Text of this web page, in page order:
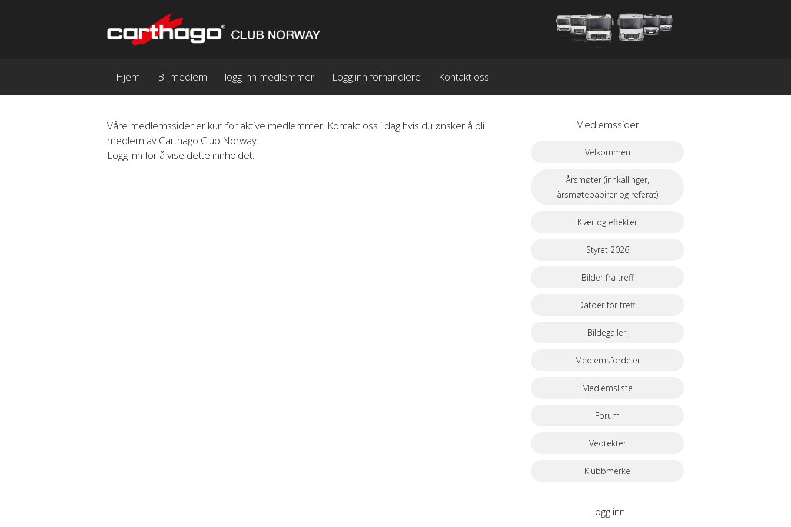
Hjem Bli medlem logg inn medlemmer Logg inn forhandlere Kontakt oss
Våre medlemssider er kun for aktive medlemmer. Kontakt oss i dag hvis du ønsker å bli
medlem av Carthago Club Norway.
Logg inn for å vise dette innholdet.
Medlemssider
Velkommen
Årsmøter (innkallinger,
årsmøtepapirer og referat)
Klær og effekter
Styret 2026
Bilder fra treff
Datoer for treff.
Bildegalleri
Medlemsfordeler
Medlemsliste
Forum
Vedtekter
Klubbmerke
Logg inn